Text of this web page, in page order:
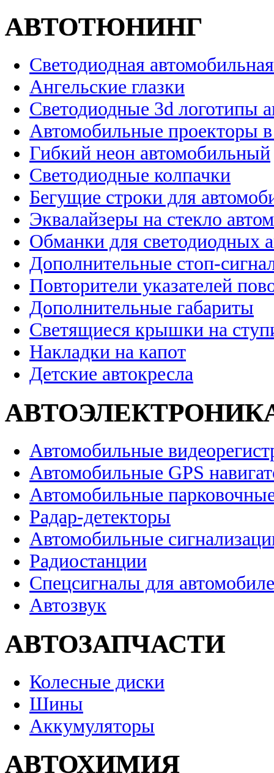
АВТОТЮНИНГ
Светодиодная
Ангельские глазки
Светодиодные 3d логотипы
Автомобильные проекторы
Гибкий неон автомобильный
Светодиодные колпачки
Бегущие строки для
Эквалайзеры на стекло
Обманки для светодиодных
Дополнительные стоп-
Повторители указателей
Дополнительные габариты
Светящиеся крышки на
Накладки на капот
Детские автокресла
Автомобильные
Автомобильные GPS
Автомобильные
Радар-детекторы
Автомобильные
Радиостанции
Спецсигналы для
Автозвук
АВТОЗАПЧАСТИ
Колесные диски
Шины
Аккумуляторы
АВТОХИМИЯ